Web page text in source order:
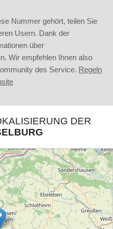
Nummer gehört, teilen Sie
Usern. Dank der
über
Wir empfehlen Ihnen also
des Service. Regeln
DER